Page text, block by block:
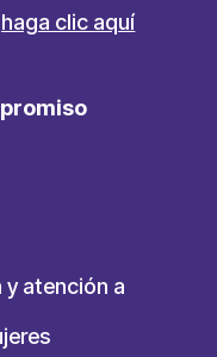
haga clic aquí
atención a